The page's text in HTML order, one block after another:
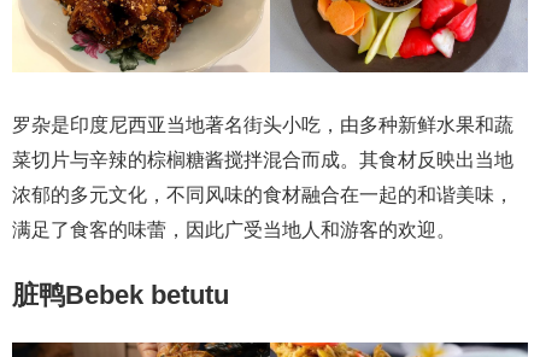
罗杂是印度尼西亚当地著名街头小吃，由多种新鲜水果和蔬
菜切片与辛辣的棕榈糖酱搅拌混合而成。其食材反映出当地
浓郁的多元文化，不同风味的食材融合在一起的和谐美味，
满足了食客的味蕾，因此广受当地人和游客的欢迎。
脏鸭Bebek betutu